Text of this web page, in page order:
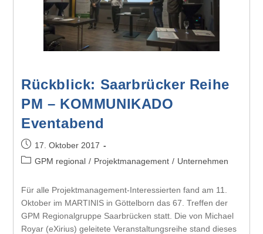
Rückblick: Saarbrücker Reihe
PM – KOMMUNIKADO
Eventabend
17. Oktober 2017
GPM regional / Projektmanagement / Unternehmen
Für alle Projektmanagement-Interessierten fand am 11.
Oktober im MARTINIS in Göttelborn das 67. Treffen der
GPM Regionalgruppe Saarbrücken statt. Die von Michael
Royar (eXirius) geleitete Veranstaltungsreihe stand dieses